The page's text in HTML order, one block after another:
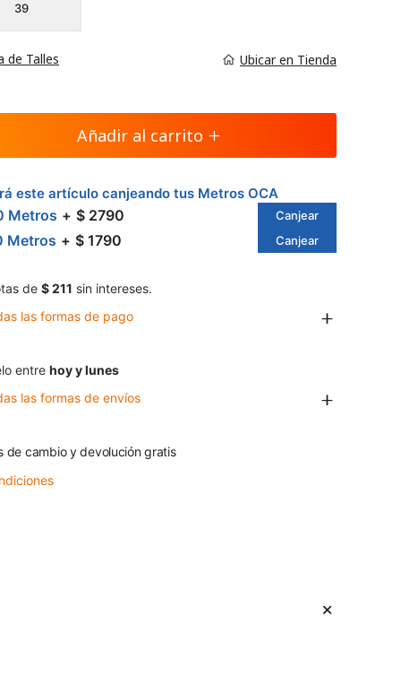
39
de Talles Ubicar en Tienda
Añadir al carrito
este artículo canjeando tus Metros OCA
Metros $ 2790 Canjear
Metros $ 1790 Canjear
de $ 211 sin intereses.
las formas de pago
entre hoy y lunes
las formas de envíos
de cambio y devolución gratis